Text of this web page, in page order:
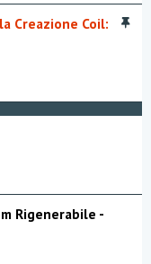
d
eI
d
Creazione Coil:
Rigenerabile -